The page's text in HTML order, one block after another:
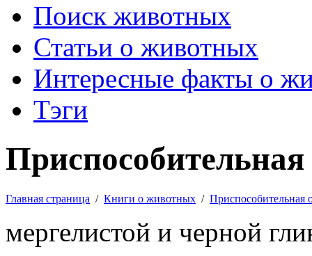
Поиск животных
Статьи о животных
Интересные факты о
Тэги
Главная страница / Книги о животных / Приспособительная
мергелистой и черной